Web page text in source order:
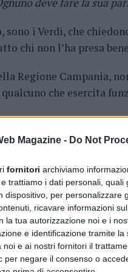
Magazine - Do Not
fornitori archiviamo
trattiamo i dati personali,
dispositivo, per personalizzare
ricavare informazioni
la tua autorizzazione noi e i
e identificazione tramite
noi e ai nostri fornitori il
per negare il consenso o
i Verdi, che
chi non l’ha presa
Regione Campania,
che esercita
come molti
la trasmissione
Molti dirigenti del
fiducia. Non hanno
dopo assoluzione.
Tra poco sarò ad
Andrò via per via. E